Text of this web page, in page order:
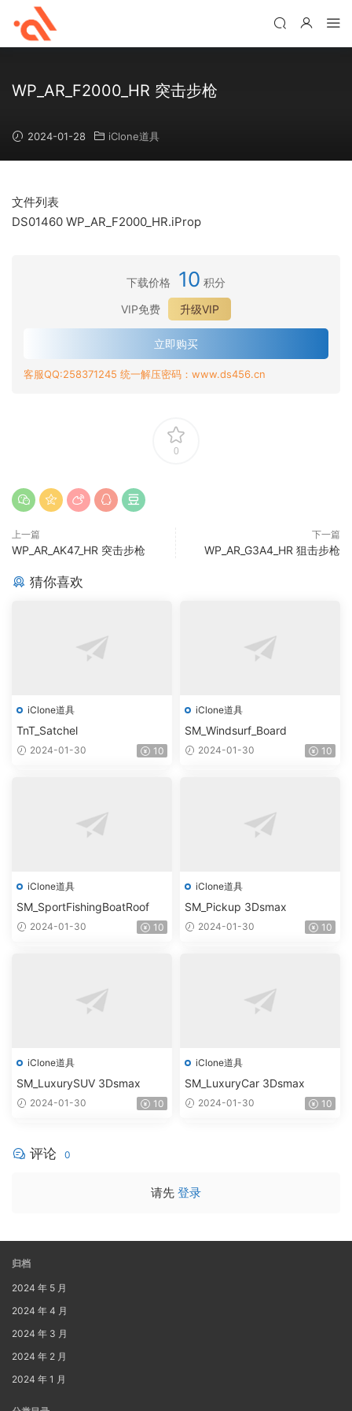
WP_AR_F2000_HR 突击步枪
2024-01-28 iClone道具
文件列表
DS01460 WP_AR_F2000_HR.iProp
下载价格 10 积分
VIP免费
升级VIP
立即购买
客服QQ:258371245 统一解压密码：www.ds456.cn
0
上一篇
WP_AR_AK47_HR 突击步枪
下一篇
WP_AR_G3A4_HR 狙击步枪
猜你喜欢
iClone道具
TnT_Satchel
2024-01-30 10
iClone道具
SM_Windsurf_Board
2024-01-30 10
iClone道具
SM_SportFishingBoatRoof
2024-01-30 10
iClone道具
SM_Pickup 3Dsmax
2024-01-30 10
iClone道具
SM_LuxurySUV 3Dsmax
2024-01-30 10
iClone道具
SM_LuxuryCar 3Dsmax
2024-01-30 10
评论 0
请先 登录
归档
2024 年 5 月
2024 年 4 月
2024 年 3 月
2024 年 2 月
2024 年 1 月